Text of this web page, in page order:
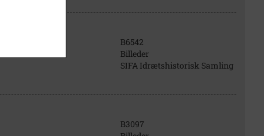
B6542
Billeder
SIFA Idrætshistorisk Samling
B3097